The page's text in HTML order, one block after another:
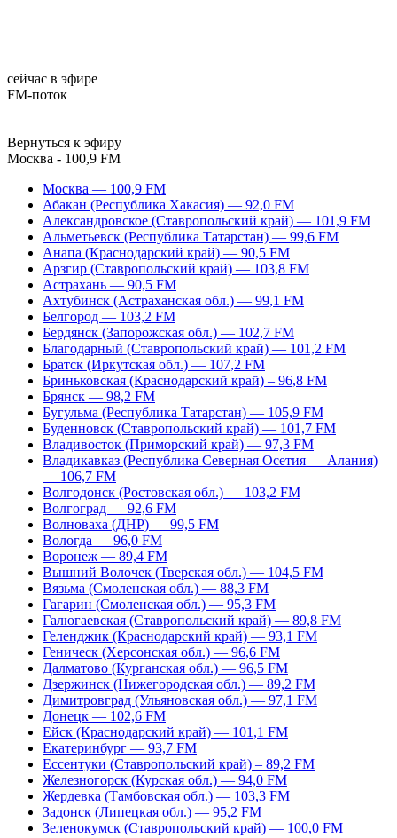
сейчас в эфире
FM-поток
Вернуться к эфиру
Москва - 100,9 FM
Москва — 100,9 FM
Абакан (Республика Хакасия) — 92,0 FM
Александровское (Ставропольский край) — 101,9 FM
Альметьевск (Республика Татарстан) — 99,6 FM
Анапа (Краснодарский край) — 90,5 FM
Арзгир (Ставропольский край) — 103,8 FM
Астрахань — 90,5 FM
Ахтубинск (Астраханская обл.) — 99,1 FM
Белгород — 103,2 FM
Бердянск (Запорожская обл.) — 102,7 FM
Благодарный (Ставропольский край) — 101,2 FM
Братск (Иркутская обл.) — 107,2 FM
Бриньковская (Краснодарский край) – 96,8 FM
Брянск — 98,2 FM
Бугульма (Республика Татарстан) — 105,9 FM
Буденновск (Ставропольский край) — 101,7 FM
Владивосток (Приморский край) — 97,3 FM
Владикавказ (Республика Северная Осетия — Алания)
— 106,7 FM
Волгодонск (Ростовская обл.) — 103,2 FM
Волгоград — 92,6 FM
Волноваха (ДНР) — 99,5 FM
Вологда — 96,0 FM
Воронеж — 89,4 FM
Вышний Волочек (Тверская обл.) — 104,5 FM
Вязьма (Смоленская обл.) — 88,3 FM
Гагарин (Смоленская обл.) — 95,3 FM
Галюгаевская (Ставропольский край) — 89,8 FM
Геленджик (Краснодарский край) — 93,1 FM
Геническ (Херсонская обл.) — 96,6 FM
Далматово (Курганская обл.) — 96,5 FM
Дзержинск (Нижегородская обл.) — 89,2 FM
Димитровград (Ульяновская обл.) — 97,1 FM
Донецк — 102,6 FM
Ейск (Краснодарский край) — 101,1 FM
Екатеринбург — 93,7 FM
Ессентуки (Ставропольский край) – 89,2 FM
Железногорск (Курская обл.) — 94,0 FM
Жердевка (Тамбовская обл.) — 103,3 FM
Задонск (Липецкая обл.) — 95,2 FM
Зеленокумск (Ставропольский край) — 100,0 FM